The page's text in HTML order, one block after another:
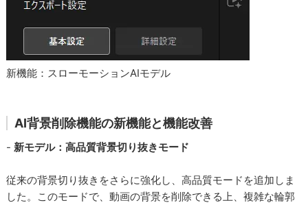
新機能：スローモーションAIモデル
AI背景削除機能の新機能と機能改善
- 新モデル：高品質背景切り抜きモード
従来の背景切り抜きをさらに強化し、高品質モードを追加しま
した。このモードで、動画の背景を削除できる上、複雑な輪郭